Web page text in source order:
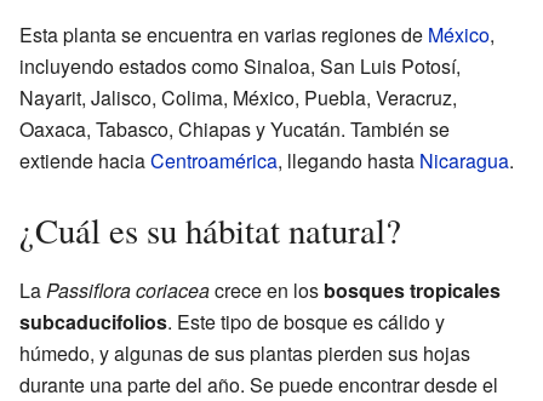
Esta planta se encuentra en varias regiones de México,
incluyendo estados como Sinaloa, San Luis Potosí,
Nayarit, Jalisco, Colima, México, Puebla, Veracruz,
Oaxaca, Tabasco, Chiapas y Yucatán. También se
extiende haciaCentroamérica, llegando hasta Nicaragua.
¿Cuál es su hábitat natural?
LaPassiflora coriaceacrece en los bosques tropicales
subcaducifolios. Este tipo de bosque es cálido y
húmedo, y algunas de sus plantas pierden sus hojas
durante una parte del año. Se puede encontrar desde el